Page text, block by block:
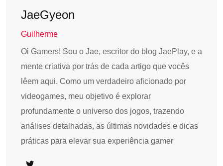
JaeGyeon
Guilherme
Oi Gamers! Sou o Jae, escritor do blog JaePlay, e a
mente criativa por trás de cada artigo que vocês
lêem aqui. Como um verdadeiro aficionado por
videogames, meu objetivo é explorar
profundamente o universo dos jogos, trazendo
análises detalhadas, as últimas novidades e dicas
práticas para elevar sua experiência gamer